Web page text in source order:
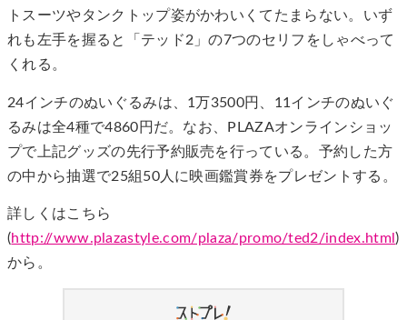
トスーツやタンクトップ姿がかわいくてたまらない。いず
れも左手を握ると「テッド2」の7つのセリフをしゃべって
くれる。
24インチのぬいぐるみは、1万3500円、11インチのぬいぐ
るみは全4種で4860円だ。なお、PLAZAオンラインショッ
プで上記グッズの先行予約販売を行っている。予約した方
の中から抽選で25組50人に映画鑑賞券をプレゼントする。
詳しくはこちら
(http://www.plazastyle.com/plaza/promo/ted2/index.html )
から。